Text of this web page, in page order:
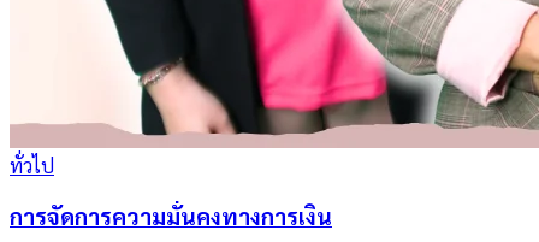
ทั่วไป
การจัดการความมั่นคงทางการเงิน